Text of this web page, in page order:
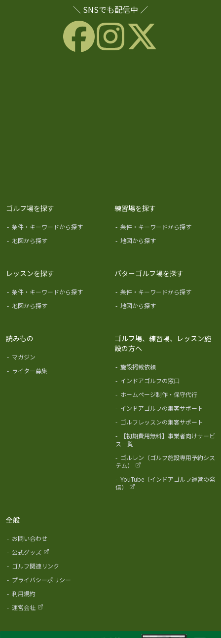
＼ SNSでも配信中 ／
ゴルフ場を探す
- 条件・キーワードから探す
- 地図から探す
練習場を探す
- 条件・キーワードから探す
- 地図から探す
レッスンを探す
- 条件・キーワードから探す
- 地図から探す
パターゴルフ場を探す
- 条件・キーワードから探す
- 地図から探す
読みもの
- マガジン
- ライター募集
ゴルフ場、練習場、レッスン施
設の方へ
- 施設掲載依頼
- インドアゴルフの窓口
- ホームページ制作・保守代行
- インドアゴルフの集客サポート
- ゴルフレッスンの集客サポート
-
【初期費用無料】事業者向けサービ
ス一覧
- ゴルレン（ゴルフ施設専用予約シス
テム）
- YouTube（インドアゴルフ運営の発
信）
全般
- お問い合わせ
- 公式グッズ
- ゴルフ関連リンク
- プライバシーポリシー
- 利用規約
- 運営会社